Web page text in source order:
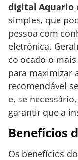
digital Aquario
simples, que
pessoa com
eletrônica.
colocado o
para maximizar
recomendável
e, se
garantir que a
Benefícios
Os benefícios do